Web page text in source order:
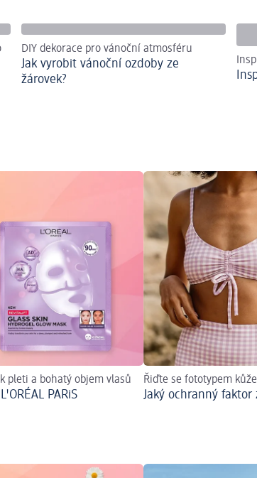
DIY dekorace pro vánoční atmosféru
Jak vyrobit vánoční ozdoby ze
žárovek?
pleti a bohatý objem vlasů
PARiS
Řiďte se fototypem kůže
Jaký ochranný faktor